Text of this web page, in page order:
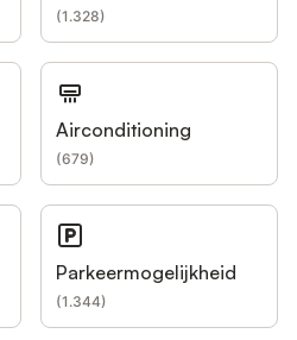
(1.328)
Airconditioning
(679)
Parkeermogelijkheid
(1.344)